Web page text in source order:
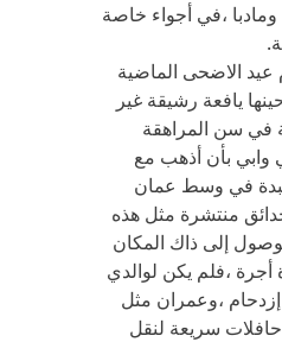
،في أجواء خاصة
عيد الاضحى الماضية
يافعة رشيقة غير
في سن المراهقة
وابي بأن أذهب مع
في وسط عمان
منتشرة مثل هذه
إلى ذاك المكان
،فلم يكن لوالدي
،وعمران مثل
سريعة لنقل